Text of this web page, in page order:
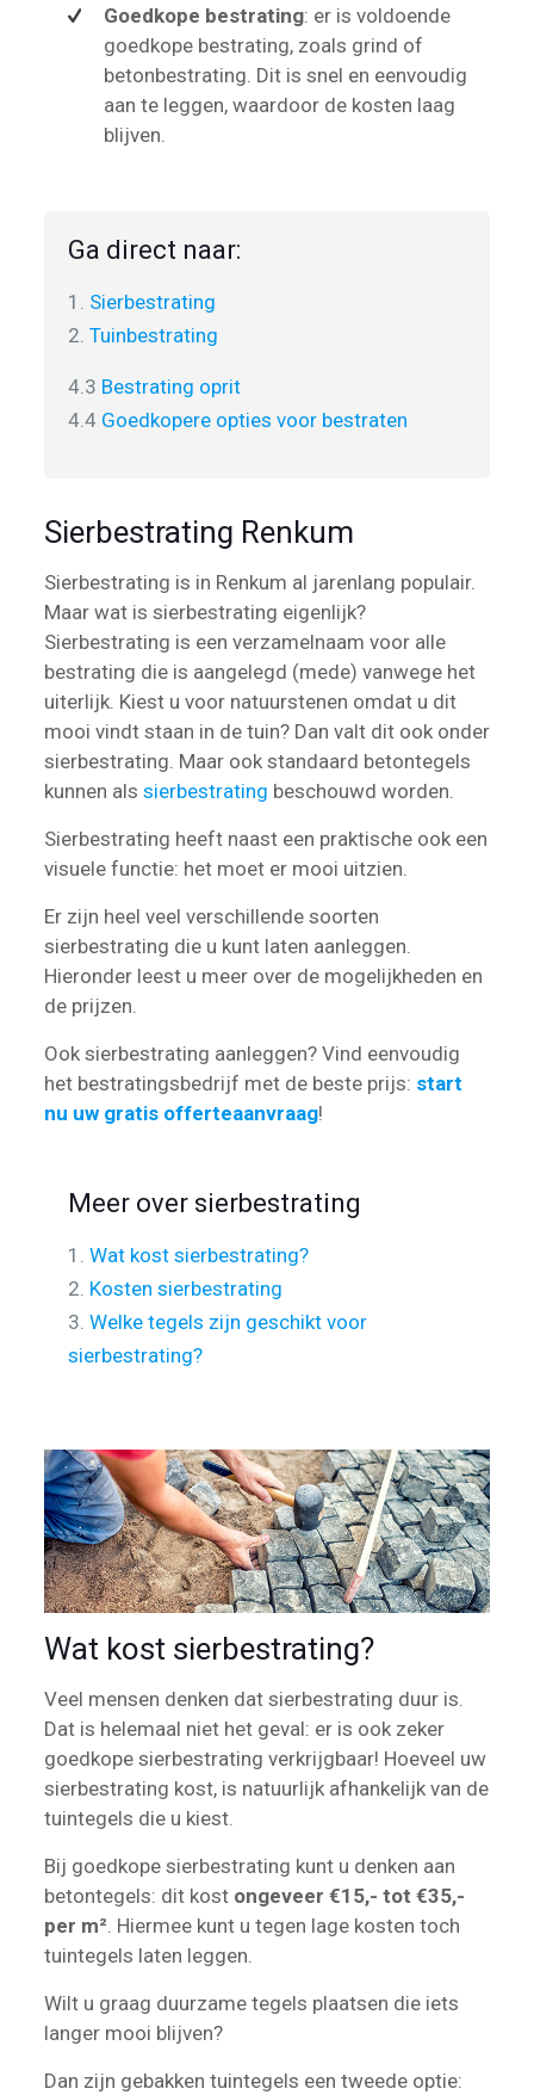
Goedkope bestrating: er is voldoende
goedkope bestrating, zoals grind of
betonbestrating. Dit is snel en eenvoudig
aan te leggen, waardoor de kosten laag
blijven.
Ga direct naar:
1. Sierbestrating
2. Tuinbestrating
4.3 Bestrating oprit
4.4 Goedkopere opties voor bestraten
Sierbestrating Renkum
Sierbestrating is in Renkum al jarenlang populair.
Maar wat is sierbestrating eigenlijk?
Sierbestrating is een verzamelnaam voor alle
bestrating die is aangelegd (mede) vanwege het
uiterlijk. Kiest u voor natuurstenen omdat u dit
mooi vindt staan in de tuin? Dan valt dit ook onder
sierbestrating. Maar ook standaard betontegels
kunnen als sierbestrating beschouwd worden.
Sierbestrating heeft naast een praktische ook een
visuele functie: het moet er mooi uitzien.
Er zijn heel veel verschillende soorten
sierbestrating die u kunt laten aanleggen.
Hieronder leest u meer over de mogelijkheden en
de prijzen.
Ook sierbestrating aanleggen? Vind eenvoudig
het bestratingsbedrijf met de beste prijs: start
nu uw gratis offerteaanvraag!
Meer over sierbestrating
1. Wat kost sierbestrating?
2. Kosten sierbestrating
3. Welke tegels zijn geschikt voor
sierbestrating?
Wat kost sierbestrating?
Veel mensen denken dat sierbestrating duur is.
Dat is helemaal niet het geval: er is ook zeker
goedkope sierbestrating verkrijgbaar! Hoeveel uw
sierbestrating kost, is natuurlijk afhankelijk van de
tuintegels die u kiest.
Bij goedkope sierbestrating kunt u denken aan
betontegels: dit kost ongeveer €15,- tot €35,-
per m². Hiermee kunt u tegen lage kosten toch
tuintegels laten leggen.
Wilt u graag duurzame tegels plaatsen die iets
langer mooi blijven?
Dan zijn gebakken tuintegels een tweede optie: